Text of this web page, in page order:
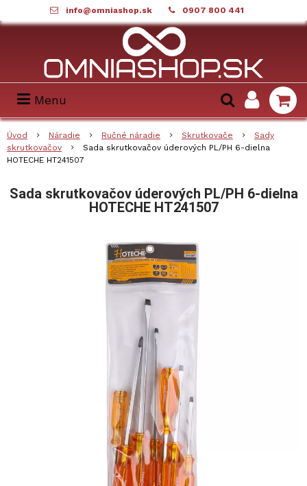
info@omniashop.sk 0907 800 441
Menu
Úvod Náradie Ručné náradie Skrutkovače
Sady
skrutkovačov
Sada skrutkovačov úderových PL/PH 6-dielna
HOTECHE HT241507
Sada skrutkovačov úderových PL/PH 6-dielna
HOTECHE HT241507